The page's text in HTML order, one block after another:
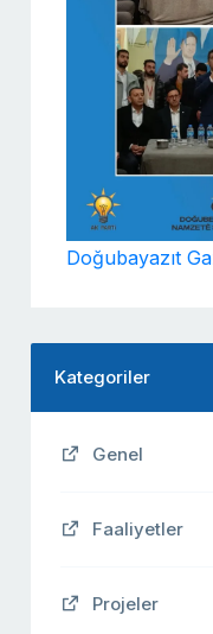
Doğubayazıt
Kategoriler
Genel
Faaliyetler
Projeler